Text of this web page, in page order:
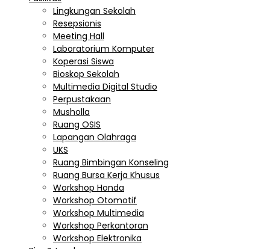
Lingkungan Sekolah
Resepsionis
Meeting Hall
Laboratorium Komputer
Koperasi Siswa
Bioskop Sekolah
Multimedia Digital Studio
Perpustakaan
Musholla
Ruang OSIS
Lapangan Olahraga
UKS
Ruang Bimbingan Konseling
Ruang Bursa Kerja Khusus
Workshop Honda
Workshop Otomotif
Workshop Multimedia
Workshop Perkantoran
Workshop Elektronika